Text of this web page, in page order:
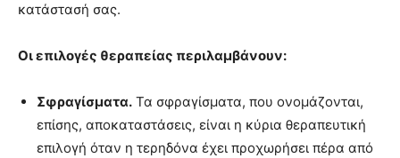
κατάστασή σας.
Οι επιλογές θεραπείας περιλαμβάνουν:
Σφραγίσματα. Τα σφραγίσματα, που ονομάζονται,
επίσης, αποκαταστάσεις, είναι η κύρια θεραπευτική
επιλογή όταν η τερηδόνα έχει προχωρήσει πέρα ​​από